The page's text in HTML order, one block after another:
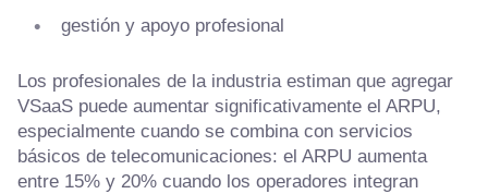
gestión y apoyo profesional
Los profesionales de la industria estiman que agregar
VSaaS puede aumentar significativamente el ARPU,
especialmente cuando se combina con servicios
básicos de telecomunicaciones: el ARPU aumenta
entre 15% y 20% cuando los operadores integran